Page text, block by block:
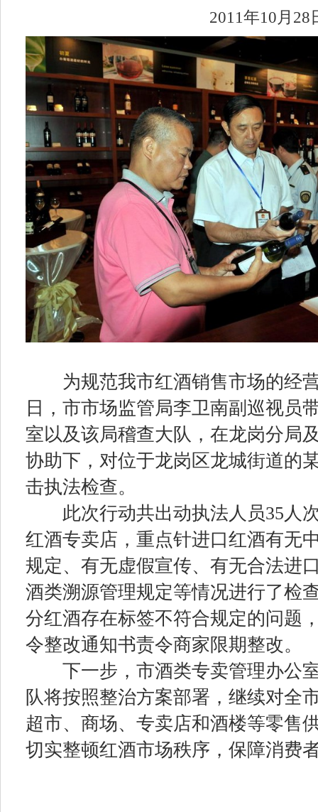
2011年10月28
为规范我市红酒销售市场的经营
日，市市场监管局李卫南副巡视员
室以及该局稽查大队，在龙岗分局
协助下，对位于龙岗区龙城街道的
击执法检查。
此次行动共出动执法人员35人次
红酒专卖店，重点针进口红酒有无
规定、有无虚假宣传、有无合法进
酒类溯源管理规定等情况进行了检
分红酒存在标签不符合规定的问题
令整改通知书责令商家限期整改。
下一步，市酒类专卖管理办公
队将按照整治方案部署，继续对全
超市、商场、专卖店和酒楼等零售
切实整顿红酒市场秩序，保障消费